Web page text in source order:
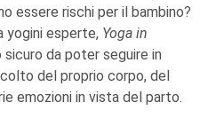
essere rischi per il bambino?
yogini esperte, Yoga in
da poter seguire in
del proprio corpo, del
emozioni in vista del parto.